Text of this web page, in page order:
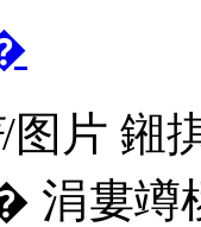
/图片 鎺
涓婁